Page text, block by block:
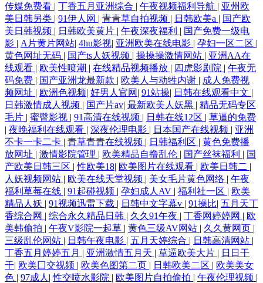
传媒免费看 | 丁香五月亚洲综合 | 午夜视频福利导航 | 亚州欧
美日韩另类 | 91伊人网 | 青青草自拍视频 | 日韩欧美a | 国产欧
美日韩视频 | 日韩欧美黄片 | 午夜深夜福利 | 国产免费一级电
影 | A片黄片网站| 4hu影视| 亚洲欧美在线电影 | 孕妇一区二区 |
黄色网址无码 | 国产ts人妖视频 | 操操操激情网站 | 亚洲AA在
线观看 | 欧美性喷潮 | 在线精品视频播放 | 四虎影剧院 | 午夜无
码免费 | 国产亚洲龙最新款 | 欧美人与动牲内谢 | 成人免费视
频网址 | 欧洲色视频| 好男人官网 | 91站操| 日韩在线观看中文 |
日韩激情成人视频 | 国产片av| 最新欧美人妖黑 | 精品无码专区
毛片 | 蜜臀影视 | 91高清在线视频 | 日韩在线12区 | 草逼的免费
| 夜晚福利在线观看 | 深夜伦理电影 | 日本国产在线视频 | 亚洲
不卡一卡二卡 | 青草青青在线视频 | 日韩福利区 | 黄色免费播
放网址 | 激情影院管理 | 欧美精品自撸乱伦 | 国产丝袜福利 | 国
产欧美日韩三区 |性欧美18| 欧美图片在线观看 | 欧美日韩二 |
人妖视频网站 | 欧美在线天堂视频 | 美女毛片黄色网络 | 午夜
福利草莓在线 | 91起碰视频 | 孕妇成人AV | 福利社一区 | 欧美
精品人妖 | 91视频迅雷下载 | 日韩中文字幕v | 91操比| 五月天丁
香综合网 | 综合永久精品日韩 | 久久91午夜 | 丁香网婷婷网 | 欧
美韩偷拍 | 午夜V影院一起草 | 黄色三级AV网站 | 久久黄网页 |
三级乱伦网站 | 日韩午夜电影 | 五月天婷综合 | 日韩高清网站 |
丁香五月婷婷五月 | 亚洲激情五月天 | 草逼欧美大片 | 日日干
干| 欧美囗交视频 | 欧美色图第二页 | 日韩欧美二区 | 欧美美女
色 | 97成人 |性交喷水影院 | 欧美图片自拍偷拍 | 午夜伦理视频 |